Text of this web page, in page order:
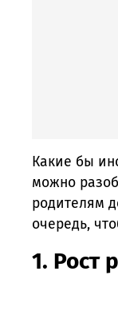
Какие бы
можно
родителям
очередь,
1. Рост